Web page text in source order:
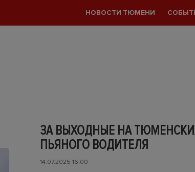
НОВОСТИ ТЮМЕНИ
ЗА ВЫХОДНЫЕ НА
ПЬЯНОГО ВОДИТЕЛЯ
14.07.2025 16:00